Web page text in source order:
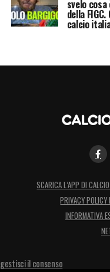
svelo
della
calcio
SCARICA L’APP DI
PRIVACY POLICY
INFORMATIVA
gestisci il consenso